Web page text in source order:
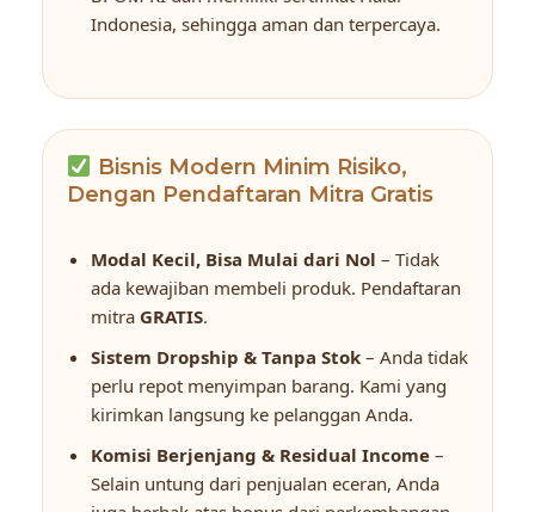
Indonesia, sehingga aman dan terpercaya.
Bisnis Modern Minim Risiko,
Dengan Pendaftaran Mitra Gratis
Modal Kecil, Bisa Mulai dari Nol – Tidak
ada kewajiban membeli produk. Pendaftaran
mitra GRATIS.
Sistem Dropship & Tanpa Stok – Anda tidak
perlu repot menyimpan barang. Kami yang
kirimkan langsung ke pelanggan Anda.
Komisi Berjenjang & Residual Income –
Selain untung dari penjualan eceran, Anda